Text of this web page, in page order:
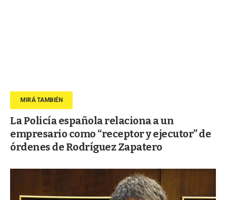
La Policía española relaciona a un
empresario como “receptor y ejecutor” de
órdenes de Rodríguez Zapatero